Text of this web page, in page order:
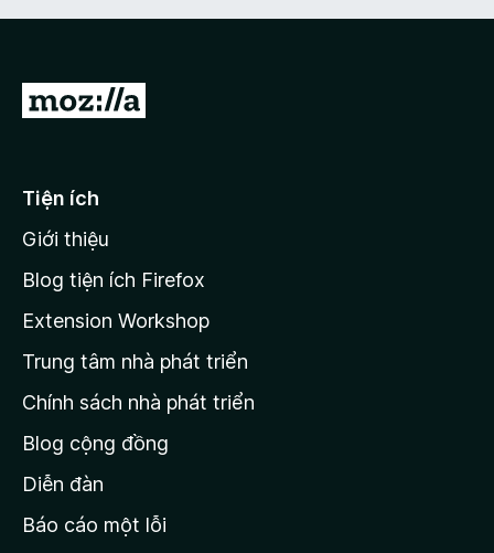
Đ
ế
t
r
n
g
c
ủ
M
o
Tiện ích
Giới thiệu
Blog tiện ích Firefox
Extension Workshop
Trung tâm nhà phát triển
Chính sách nhà phát triển
Blog cộng đồng
Diễn đàn
Báo cáo một lỗi